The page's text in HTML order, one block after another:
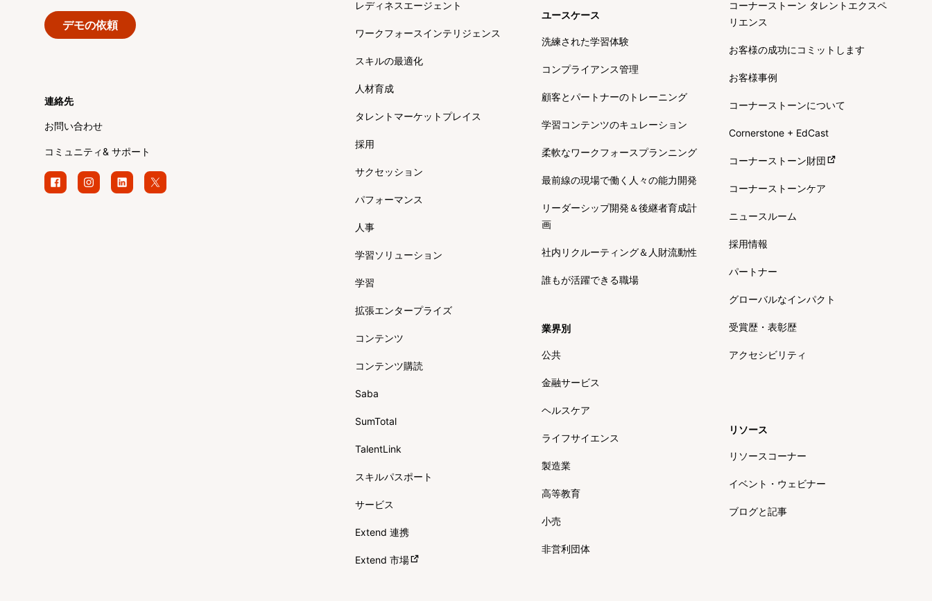
デモの依頼
連絡先
お問い合わせ
コミュニティ& サポート
レディネスエージェント
ワークフォースインテリジェンス
スキルの最適化
人材育成
タレントマーケットプレイス
採用
サクセッション
パフォーマンス
人事
学習ソリューション
学習
拡張エンタープライズ
コンテンツ
コンテンツ購読
Saba
SumTotal
TalentLink
スキルパスポート
サービス
Extend 連携
Extend 市場
ユースケース
洗練された学習体験
コンプライアンス管理
顧客とパートナーのトレーニング
学習コンテンツのキュレーション
柔軟なワークフォースプランニング
最前線の現場で働く人々の能力開発
リーダーシップ開発＆後継者育成計
画
社内リクルーティング＆人財流動性
誰もが活躍できる職場
業界別
公共
金融サービス
ヘルスケア
ライフサイエンス
製造業
高等教育
小売
非営利団体
コーナーストーン タレントエクスペ
リエンス
お客様の成功にコミットします
お客様事例
コーナーストーンについて
Cornerstone + EdCast
コーナーストーン財団
コーナーストーンケア
ニュースルーム
採用情報
パートナー
グローバルなインパクト
受賞歴・表彰歴
アクセシビリティ
リソース
リソースコーナー
イベント・ウェビナー
ブログと記事